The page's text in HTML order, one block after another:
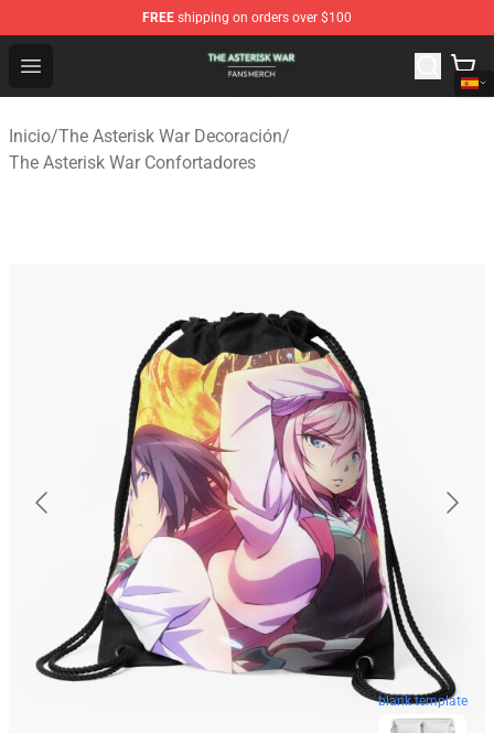
FREE shipping on orders over $100
Open menu
The Asterisk War Shop - Official The Asterisk War
Inicio/The Asterisk War Decoración/
The Asterisk War Confortadores
blank template